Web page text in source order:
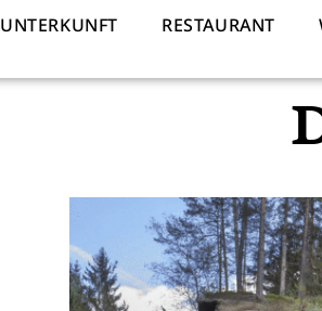
UNTERKUNFT RESTAURANT